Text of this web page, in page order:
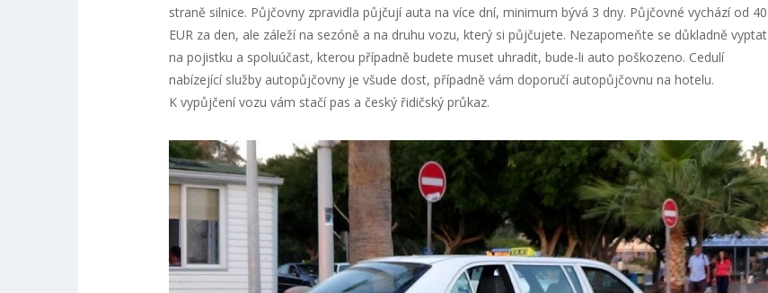
straně silnice. Půjčovny zpravidla půjčují auta na více dní, minimum bývá 3 dny. Půjčovné vychází od 40
EUR za den, ale záleží na sezóně a na druhu vozu, který si půjčujete. Nezapomeňte se důkladně vyptat
na pojistku a spoluúčast, kterou případně budete muset uhradit, bude-li auto poškozeno. Cedulí
nabízející služby autopůjčovny je všude dost, případně vám doporučí autopůjčovnu na hotelu.
K vypůjčení vozu vám stačí pas a český řidičský průkaz.